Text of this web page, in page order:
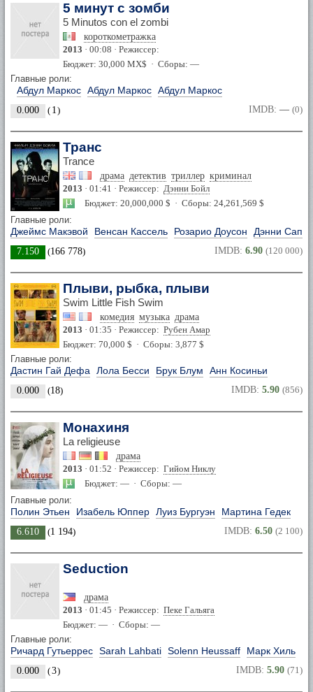
5 минут с зомби
5 Minutos con el zombi
короткометражка
2013 · 00:08 · Режиссер:
Бюджет: 30,000 MX$ · Сборы: —
Главные роли:
Абдул Маркос Абдул Маркос Абдул Маркос
0.000 ( 1) IMDB: — (0)
Транс
Trance
драма детектив триллер криминал
2013 · 01:41 · Режиссер: Дэнни Бойл
Бюджет: 20,000,000 $ · Сборы: 24,261,569 $
Главные роли:
Джеймс Макэвой Венсан Кассель Розарио Доусон Дэнни
7.150 (166 778) IMDB: 6.90 (120 000)
Плыви, рыбка, плыви
Swim Little Fish Swim
комедия музыка драма
2013 · 01:35 · Режиссер: Рубен Амар
Бюджет: 70,000 $ · Сборы: 3,877 $
Главные роли:
Дастин Гай Дефа Лола Бесси Брук Блум Анн Косиньи
0.000 (18) IMDB: 5.90 (856)
Монахиня
La religieuse
драма
2013 · 01:52 · Режиссер: Гийом Никлу
Бюджет: — · Сборы: —
Главные роли:
Полин Этьен Изабель Юппер Луиз Бургуэн Мартина Гедек
6.610 (1 194) IMDB: 6.50 (2 100)
Seduction
драма
2013 · 01:45 · Режиссер: Пеке Гальяга
Бюджет: — · Сборы: —
Главные роли:
Ричард Гутьеррес Sarah Lahbati Solenn Heussaff Марк Хиль
0.000 (3) IMDB: 5.90 (71)